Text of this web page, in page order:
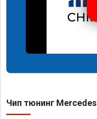
Чип тюнинг